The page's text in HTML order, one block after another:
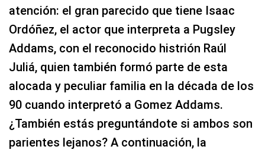
atención: el gran parecido que tiene Isaac
Ordóñez, el actor que interpreta a Pugsley
Addams, con el reconocido histrión Raúl
Juliá, quien también formó parte de esta
alocada y peculiar familia en la década de los
90 cuando interpretó a Gomez Addams.
¿También estás preguntándote si ambos son
parientes lejanos? A continuación, la